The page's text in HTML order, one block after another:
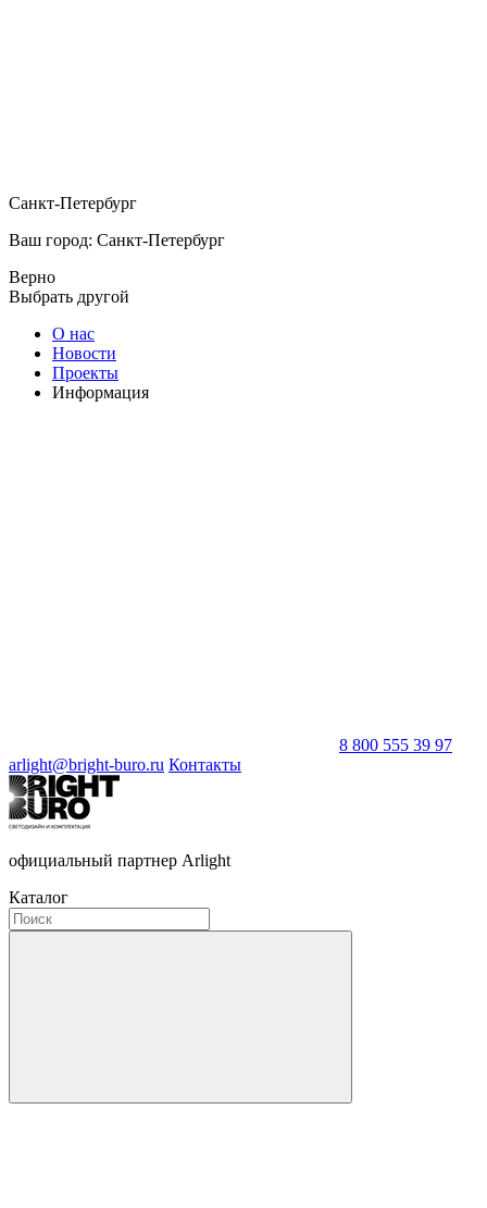
Санкт-Петербург
Ваш город: Санкт-Петербург
Верно
Выбрать другой
О нас
Новости
Проекты
Информация
8 800 555 39 97
arlight@bright-buro.ru Контакты
официальный партнер Arlight
Каталог